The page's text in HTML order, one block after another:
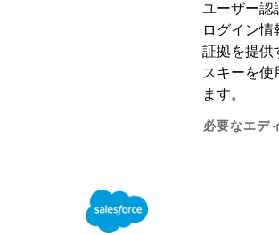
ユーザー認
ログイン
証拠を提供
スキーを
ます。
必要なエデ